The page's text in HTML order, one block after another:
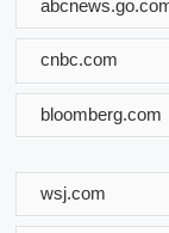
cnbc.com
bloomberg.com
wsj.com